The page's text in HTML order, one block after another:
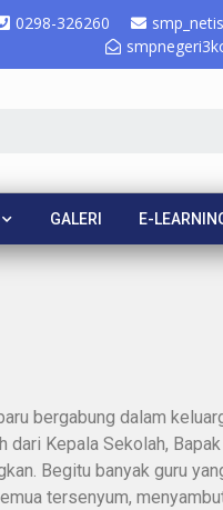
0298-326260
GALERI E-
bergabung dalam
dari Kepala Sekolah,
Begitu banyak guru
tersenyum,